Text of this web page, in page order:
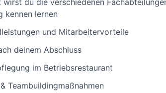
du die verschiedenen
kennen lernen
und Mitarbeitervorteile
deinem Abschluss
im Betriebsrestaurant
Teambuildingmaßnahmen